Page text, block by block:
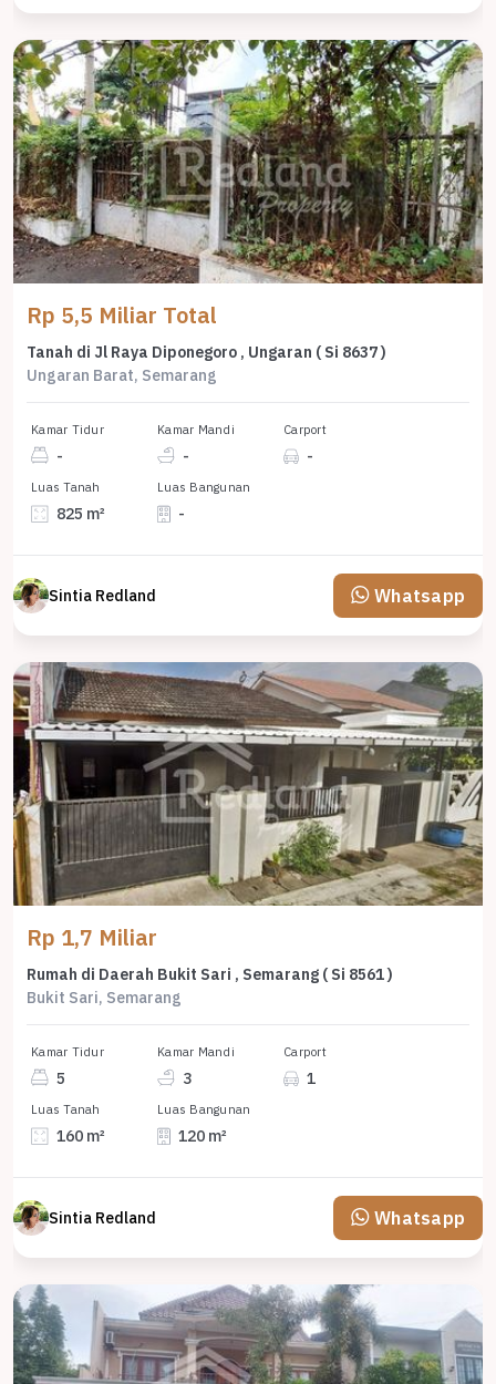
Rp 5,5 Miliar Total
Tanah di Jl Raya Diponegoro , Ungaran ( Si 8637 )
Ungaran Barat, Semarang
Kamar Tidur
-
Kamar Mandi
-
Carport
-
Luas Tanah
825 m²
Luas Bangunan
-
Sintia Redland Whatsapp
Rp 1,7 Miliar
Rumah di Daerah Bukit Sari , Semarang ( Si 8561 )
Bukit Sari, Semarang
Kamar Tidur
5
Kamar Mandi
3
Carport
1
Luas Tanah
160 m²
Luas Bangunan
120 m²
Sintia Redland Whatsapp